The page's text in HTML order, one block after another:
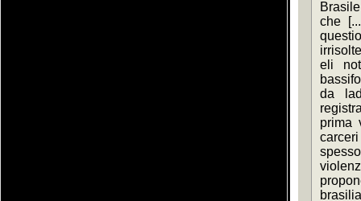
che
eli
da
prima